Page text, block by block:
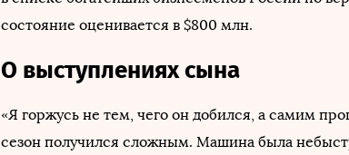
состояние оценивается в $800 млн.
О выступлениях сына
«Я горжусь не тем, чего он добился, а самим
сезон получился сложным. Машина была